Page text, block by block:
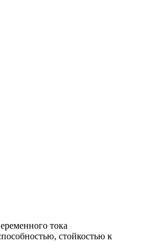
тока
стойкостью к